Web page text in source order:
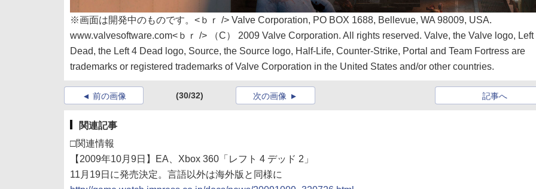
※画面は開発中のものです。<ｂｒ /> Valve Corporation, PO BOX 1688, Bellevue, WA 98009, USA.
www.valvesoftware.com<ｂｒ /> （C） 2009 Valve Corporation. All rights reserved. Valve, the Valve logo, Left
Dead, the Left 4 Dead logo, Source, the Source logo, Half-Life, Counter-Strike, Portal and Team Fortress are
trademarks or registered trademarks of Valve Corporation in the United States and/or other countries.
前の画像 (30/32) 記事へ
次の画像
関連記事
□関連情報
【2009年10月9日】EA、Xbox 360「レフト 4 デッド 2」
11月19日に発売決定。言語以外は海外版と同様に